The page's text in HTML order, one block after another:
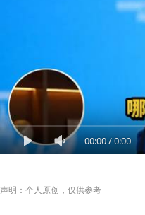
00:00/0:00
声明：个人原创，仅供参考